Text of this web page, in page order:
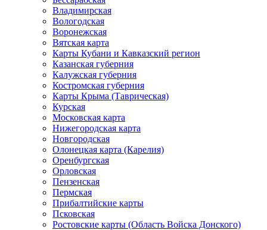
Владимирская
Вологодская
Воронежская
Вятская карта
Карты Кубани и Кавказский регион
Казанская губерния
Калужская губерния
Костромская губерния
Карты Крыма (Таврическая)
Курская
Московская карта
Нижегородская карта
Новгородская
Олонецкая карта (Карелия)
Оренбургская
Орловская
Пензенская
Пермская
Прибалтийские карты
Псковская
Ростовские карты (Область Войска Донского)